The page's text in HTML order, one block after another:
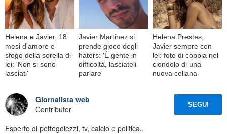
Helena e Javier, 18
mesi d'amore e
sfogo della sorella di
lei: 'Non si sono
lasciati'
Javier Martinez si
prende gioco degli
haters: 'È gente in
difficoltà, lasciateli
parlare'
Helena Prestes,
Javier sempre con
lei: foto di coppia nel
ciondolo di una
nuova collana
Giornalista web
Contributor
SEGUI
Esperto di pettegolezzi, tv, calcio e politica..